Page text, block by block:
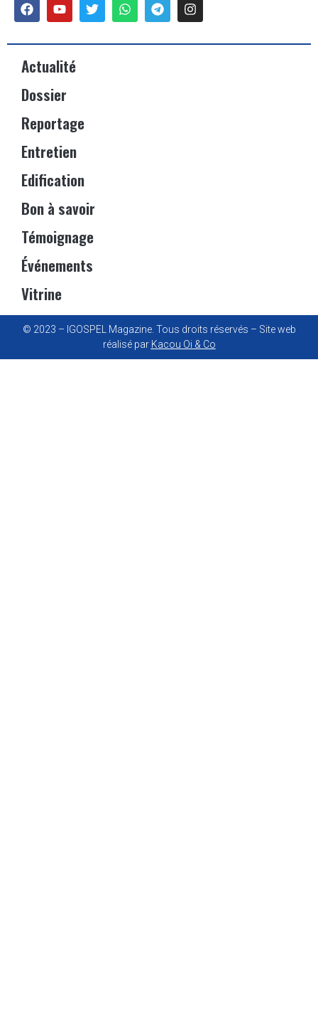
Actualité
Dossier
Reportage
Entretien
Edification
Bon à savoir
Témoignage
Événements
Vitrine
© 2023 – IGOSPEL Magazine. Tous droits réservés – Site web
réalisé par Kacou Oi & Co